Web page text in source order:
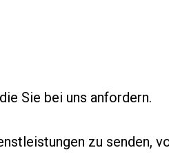
Sie bei uns anfordern.
zu senden,